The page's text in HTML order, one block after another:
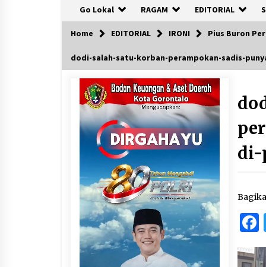
Go Lokal RAGAM EDITORIAL
Home EDITORIAL IRONI Pius Buron
dodi-salah-satu-korban-perampokan-sadis-
di-